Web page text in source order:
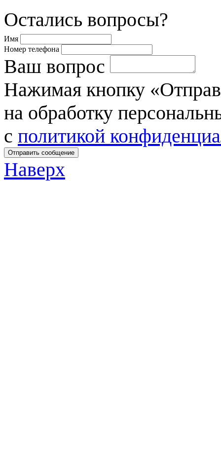
Остались вопросы?
Имя
Номер телефона
Ваш вопрос
Нажимая кнопку
на обработку
c политикой
Отправить сообщение
Наверх